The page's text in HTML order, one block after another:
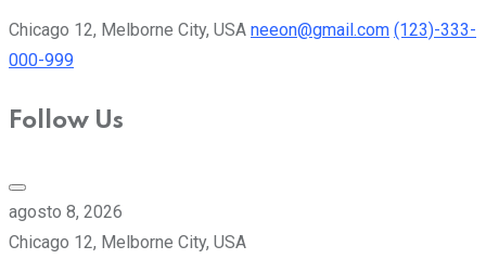
Chicago 12, Melborne City, USA neeon@gmail.com (123)-333-
000-999
Follow Us
agosto 8, 2026
Chicago 12, Melborne City, USA